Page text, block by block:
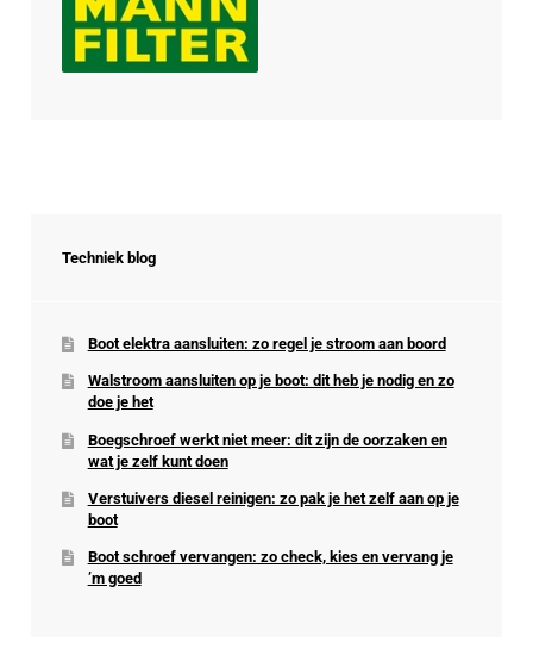
Techniek blog
Boot elektra aansluiten: zo regel je stroom aan boord
Walstroom aansluiten op je boot: dit heb je nodig en zo
doe je het
Boegschroef werkt niet meer: dit zijn de oorzaken en
wat je zelf kunt doen
Verstuivers diesel reinigen: zo pak je het zelf aan op je
boot
Boot schroef vervangen: zo check, kies en vervang je
’m goed